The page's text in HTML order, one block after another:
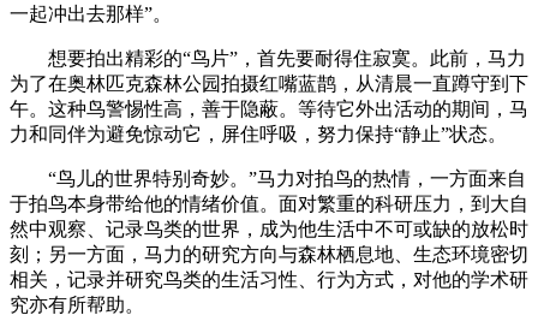
一起冲出去那样”。
想要拍出精彩的“鸟片”，首先要耐得住寂寞。此前，马力
为了在奥林匹克森林公园拍摄红嘴蓝鹊，从清晨一直蹲守到下
午。这种鸟警惕性高，善于隐蔽。等待它外出活动的期间，马
力和同伴为避免惊动它，屏住呼吸，努力保持“静止”状态。
“鸟儿的世界特别奇妙。”马力对拍鸟的热情，一方面来自
于拍鸟本身带给他的情绪价值。面对繁重的科研压力，到大自
然中观察、记录鸟类的世界，成为他生活中不可或缺的放松时
刻；另一方面，马力的研究方向与森林栖息地、生态环境密切
相关，记录并研究鸟类的生活习性、行为方式，对他的学术研
究亦有所帮助。